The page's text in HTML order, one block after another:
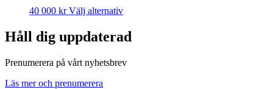
40 000 kr Välj alternativ
Håll dig uppdaterad
Prenumerera på vårt nyhetsbrev
Läs mer och prenumerera